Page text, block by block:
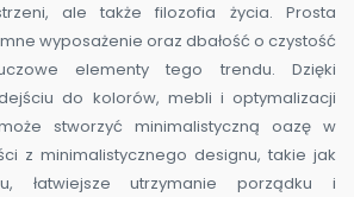
ale także filozofia życia. Prosta
wyposażenie oraz dbałość o czystość
elementy tego trendu. Dzięki
do kolorów, mebli i optymalizacji
stworzyć minimalistyczną oazę w
z minimalistycznego designu, takie jak
łatwiejsze utrzymanie porządku i